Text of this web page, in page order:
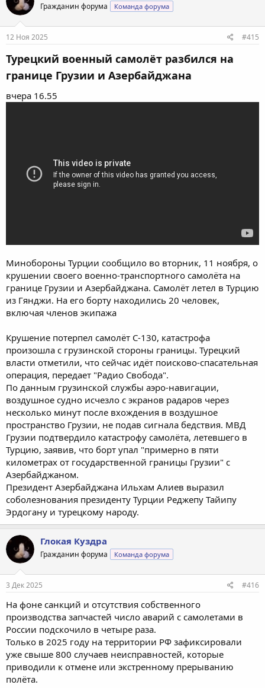
Гражданин форума Команда форума
12 Ноя 2025 #415
Турецкий военный самолёт разбился на
границе Грузии и Азербайджана
вчера 16.55
Минобороны Турции сообщило во вторник, 11 ноября, о
крушении своего военно-транспортного самолёта на
границе Грузии и Азербайджана. Самолёт летел в Турцию
из Гянджи. На его борту находились 20 человек,
включая членов экипажа
Крушение потерпел самолёт C-130, катастрофа
произошла с грузинской стороны границы. Турецкий
власти отметили, что сейчас идёт поисково-спасательная
операция, передает "Радио Свобода".
По данным грузинской службы аэро-навигации,
воздушное судно исчезло с экранов радаров через
несколько минут после вхождения в воздушное
пространство Грузии, не подав сигнала бедствия. МВД
Грузии подтвердило катастрофу самолёта, летевшего в
Турцию, заявив, что борт упал "примерно в пяти
километрах от государственной границы Грузии" с
Азербайджаном.
Президент Азербайджана Ильхам Алиев выразил
соболезнования президенту Турции Реджепу Тайипу
Эрдогану и турецкому народу.
Глокая Куздра
Гражданин форума Команда форума
3 Дек 2025 #416
На фоне санкций и отсутствия собственного
производства запчастей число аварий с самолетами в
России подскочило в четыре раза.
Только в 2025 году на территории РФ зафиксировали
уже свыше 800 случаев неисправностей, которые
приводили к отмене или экстренному прерыванию
полёта.